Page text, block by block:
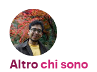
Altrochi sono